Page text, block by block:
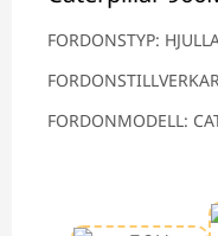
FORDONSTYP:
FORDONMODELL: